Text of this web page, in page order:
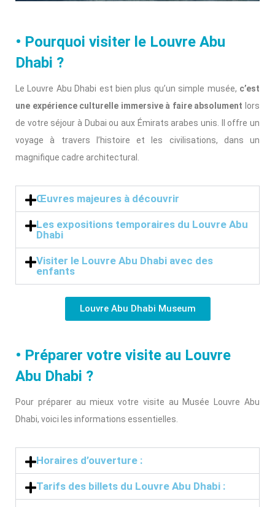
• Pourquoi visiter le Louvre Abu
Dhabi ?
Le Louvre Abu Dhabi est bien plus qu’un simple musée, c’est
une expérience culturelle immersive à faire absolument lors
de votre séjour à Dubai ou aux Émirats arabes unis. Il offre un
voyage à travers l’histoire et les civilisations, dans un
magnifique cadre architectural.
Œuvres majeures à découvrir
Les expositions temporaires du Louvre Abu
Dhabi
Visiter le Louvre Abu Dhabi avec des
enfants
Louvre Abu Dhabi Museum
• Préparer votre visite au Louvre
Abu Dhabi ?
Pour préparer au mieux votre visite au Musée Louvre Abu
Dhabi, voici les informations essentielles.
Horaires d’ouverture :
Tarifs des billets du Louvre Abu Dhabi :